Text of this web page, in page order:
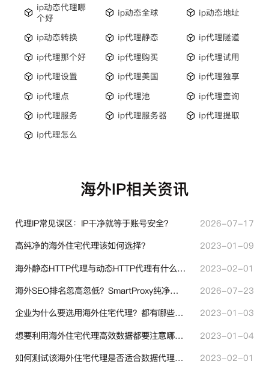
ip动态代理哪
个好
ip动态全球 ip动态地址
ip动态转换 ip代理静态
ip代理隧道
ip代理那个好
ip代理购买
ip代理试用
ip代理设置
ip代理美国
ip代理独享
ip代理点
ip代理池
ip代理查询
ip代理服务
ip代理服务器
ip代理提取
ip代理怎么
海外IP相关资讯
代理IP常见误区：IP干净就等于账号安全？
2026-07-17
高纯净的海外住宅代理该如何选择？
2023-01-09
海外静态HTTP代理与动态HTTP代理有什么不同？
2023-02-01
海外SEO排名忽高忽低？SmartProxy纯净住宅IP助力站点权重稳定
2026-07-23
企业为什么要选用海外住宅代理？都有哪些帮助？
2023-01-03
想要利用海外住宅代理高效数据都要注意哪些地方？
2023-01-04
如何测试该海外住宅代理是否适合数据代理使用？
2023-02-01